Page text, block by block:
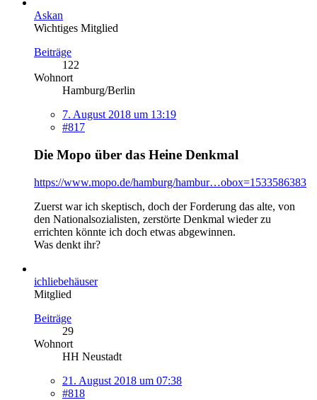
Askan
Wichtiges Mitglied
Beiträge
122
Wohnort
Hamburg/Berlin
7. August 2018 um 13:19
#817
Die Mopo über das Heine Denkmal
https://www.mopo.de/hamburg/hambur…obox=1533586383
Zuerst war ich skeptisch, doch der Forderung das alte, von
den Nationalsozialisten, zerstörte Denkmal wieder zu
errichten könnte ich doch etwas abgewinnen.
Was denkt ihr?
ichliebehäuser
Mitglied
Beiträge
29
Wohnort
HH Neustadt
21. August 2018 um 07:38
#818